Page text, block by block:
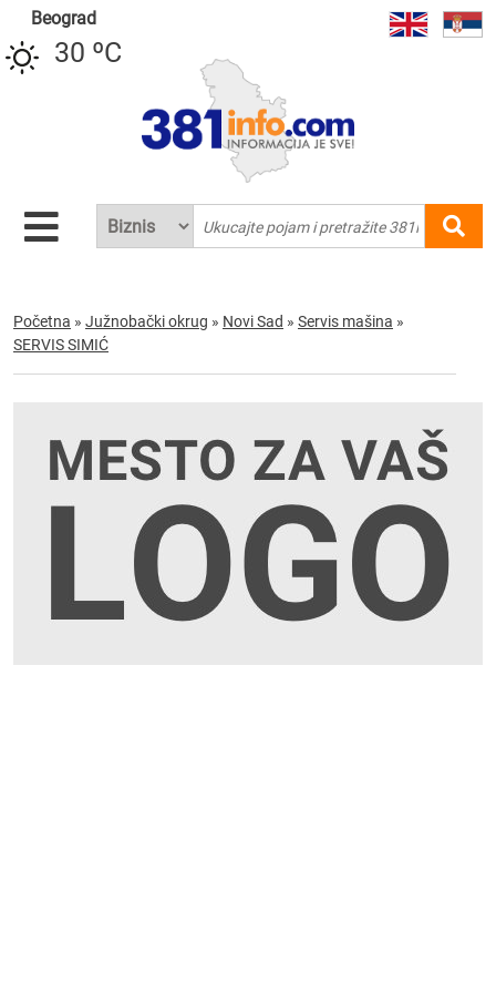
Beograd
30 ºC
Početna » Južnobački okrug » Novi Sad » Servis mašina »
SERVIS SIMIĆ